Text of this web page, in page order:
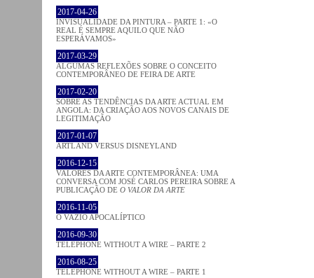
2017-04-26
INVISUALIDADE DA PINTURA – PARTE 1: «O
REAL É SEMPRE AQUILO QUE NÃO
ESPERÁVAMOS»
2017-03-29
ALGUMAS REFLEXÕES SOBRE O CONCEITO
CONTEMPORÂNEO DE FEIRA DE ARTE
2017-02-20
SOBRE AS TENDÊNCIAS DA ARTE ACTUAL EM
ANGOLA: DA CRIAÇÃO AOS NOVOS CANAIS DE
LEGITIMAÇÃO
2017-01-07
ARTLAND VERSUS DISNEYLAND
2016-12-15
VALORES DA ARTE CONTEMPORÂNEA: UMA
CONVERSA COM JOSÉ CARLOS PEREIRA SOBRE A
PUBLICAÇÃO DE O VALOR DA ARTE
2016-11-05
O VAZIO APOCALÍPTICO
2016-09-30
TELEPHONE WITHOUT A WIRE – PARTE 2
2016-08-25
TELEPHONE WITHOUT A WIRE – PARTE 1